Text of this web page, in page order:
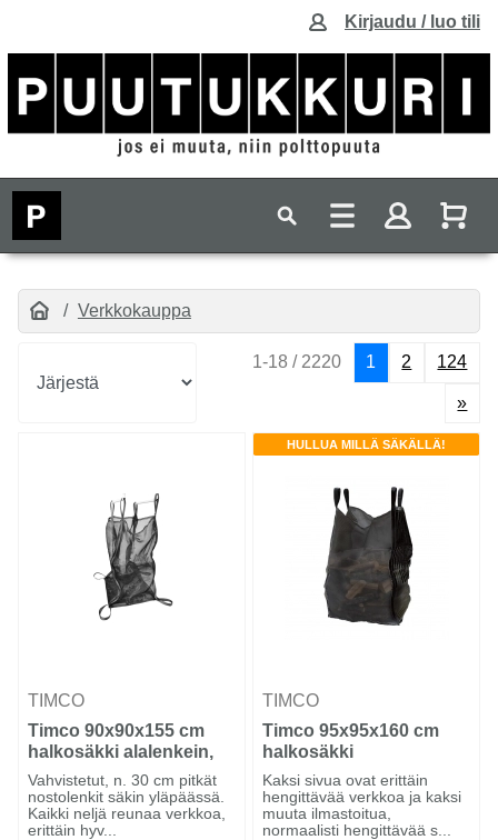
Kirjaudu / luo tili
Verkkokauppa
1-18 / 2220 1 2 124
»
TIMCO
Timco 90x90x155 cm
halkosäkki alalenkein,
verkkoa
Vahvistetut, n. 30 cm pitkät
nostolenkit säkin yläpäässä.
Kaikki neljä reunaa verkkoa,
erittäin hyv...
HULLUA MILLÄ SÄKÄLLÄ!
TIMCO
Timco 95x95x160 cm
halkosäkki
Kaksi sivua ovat erittäin
hengittävää verkkoa ja kaksi
muuta ilmastoitua,
normaalisti hengittävää s...